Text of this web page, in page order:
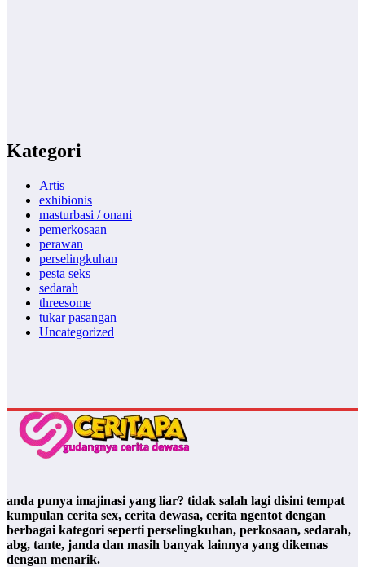
Kategori
Artis
exhibionis
masturbasi / onani
pemerkosaan
perawan
perselingkuhan
pesta seks
sedarah
threesome
tukar pasangan
Uncategorized
anda punya imajinasi yang liar? tidak salah lagi disini tempat
kumpulan cerita sex, cerita dewasa, cerita ngentot dengan
berbagai kategori seperti perselingkuhan, perkosaan, sedarah,
abg, tante, janda dan masih banyak lainnya yang dikemas
dengan menarik.